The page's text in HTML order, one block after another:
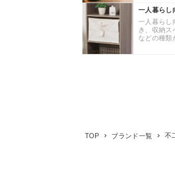
一人暮らし
一人暮らし
き、収納ス
などの種類
TOP ブランド一覧 不